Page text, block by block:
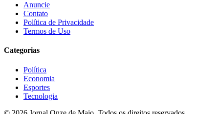
Anuncie
Contato
Política de Privacidade
Termos de Uso
Categorias
Política
Economia
Esportes
Tecnologia